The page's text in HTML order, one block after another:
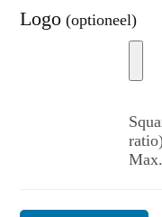
Logo (optioneel)